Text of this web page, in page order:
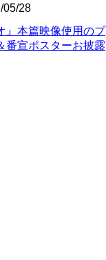
05/28
』本篇映像使用のプ
番宣ポスターお披露